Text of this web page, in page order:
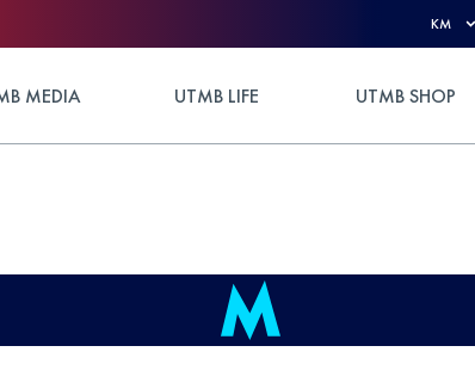
KM
MEDIA UTMB LIFE UTMB SHOP